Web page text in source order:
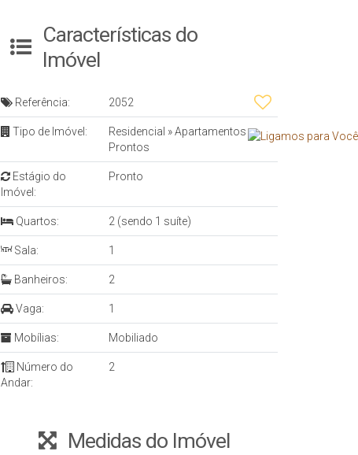
Características do
Imóvel
Referência: 2052
Tipo de Imóvel: Residencial »Apartamentos
Prontos
Estágio do
Imóvel:
Pronto
Quartos: 2 (sendo 1 suíte)
Sala: 1
Banheiros: 2
Vaga: 1
Mobílias: Mobiliado
Número do
Andar:
2
Medidas do Imóvel